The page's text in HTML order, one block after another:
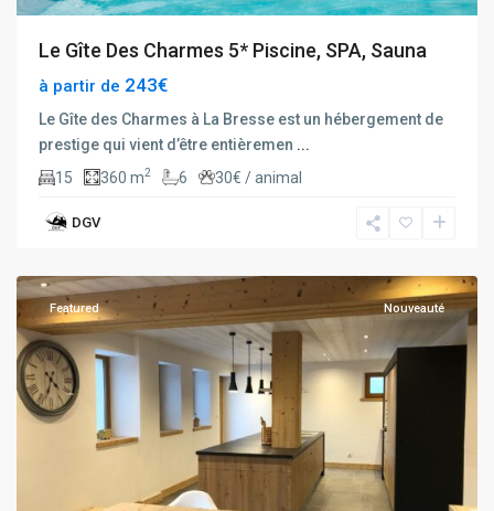
Le Gîte Des Charmes 5* Piscine, SPA, Sauna
à partir de 243€
Le Gîte des Charmes à La Bresse est un hébergement de
prestige qui vient d’être entièremen ...
15
360 m2 6 30€ / animal
DGV
La
Featured Nouveauté